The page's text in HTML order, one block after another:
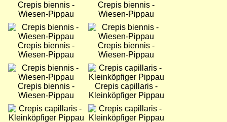
Crepis biennis -
Wiesen-Pippau
Crepis biennis -
Wiesen-Pippau
Bild
Crepis biennis -
Wiesen-Pippau
Bild
Crepis biennis -
Wiesen-Pippau
Bild
Crepis biennis -
Wiesen-Pippau
Bild
Crepis capillaris -
Kleinköpfiger Pippau
Bild
Bild